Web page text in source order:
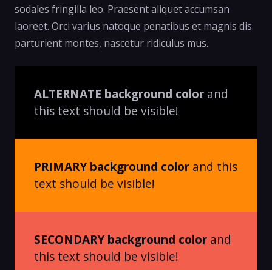
sodales fringilla leo. Praesent aliquet accumsan
laoreet. Orci varius natoque penatibus et magnis dis
parturient montes, nascetur ridiculus mus.
ALTERNATE background color and
this text should be visible!
PRIMARY background color and this
text should be visible!
SECONDARY background color and
this text should be visible!